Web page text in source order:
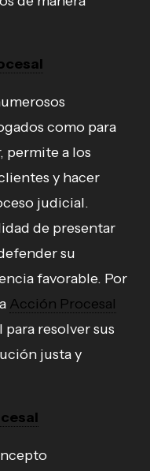
como para
permite a los
y hacer
judicial.
de presentar
su
favorable. Por
Acción Procesal
resolver sus
justa y